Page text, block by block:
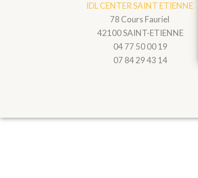
IDL CENTER SAINT ETIENNE
78 Cours Fauriel
42100 SAINT-ETIENNE
04 77 50 00 19
07 84 29 43 14